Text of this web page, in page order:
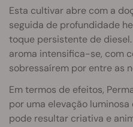
Esta cultivar abre com a
seguida de profundidade
toque persistente de
aroma intensifica-se, com
sobressaírem por entre as
Em termos de efeitos,
por uma elevação
pode resultar criativa e